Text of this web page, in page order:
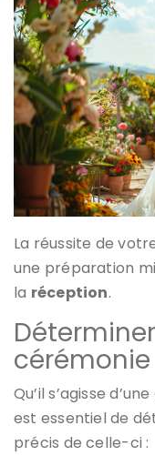
La réussite de
une préparation
la réception.
cérémonie
Qu’il s’agisse
est essentiel de
précis de celle-ci :